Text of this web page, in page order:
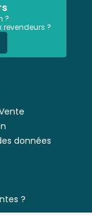
?
?
données
?